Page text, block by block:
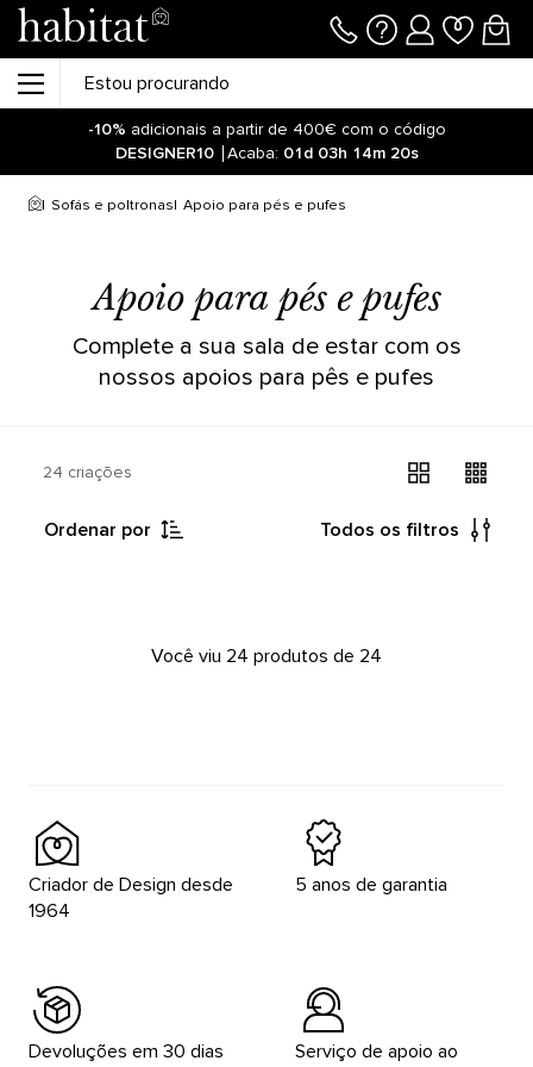
-10% adicionais a partir de 400€ com o código
DESIGNER10
Acaba: 01d 03h 14m 20s
Sofás e poltronas Apoio para pés e pufes
Apoio para pés e pufes
Complete a sua sala de estar com os
nossos apoios para pês e pufes
24 criações
Ordenar por Todos os filtros
Você viu 24 produtos de 24
Criador de Design desde
1964
5 anos de garantia
Devoluções em 30 dias
Serviço de apoio ao